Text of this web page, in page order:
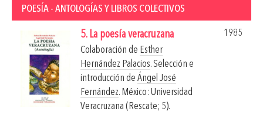
POESÍA - ANTOLOGÍAS Y LIBROS COLECTIVOS
5. La poesía veracruzana
1985
Colaboración de Esther
Hernández Palacios. Selección e
introducción de Ángel José
Fernández. México: Universidad
Veracruzana (Rescate; 5).